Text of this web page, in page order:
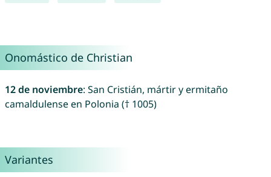
Onomástico de Christian
12 de noviembre: San Cristián, mártir y ermitaño
camaldulense en Polonia († 1005)
Variantes